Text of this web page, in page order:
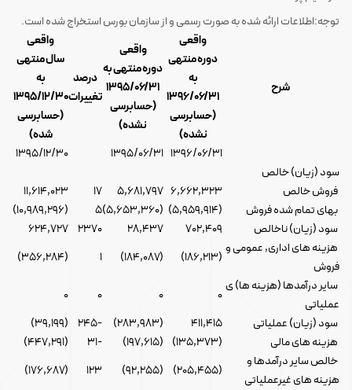
توجه:اطلاعات ارائه شده به صورت رسمی و از سازمان بورس استخراج شده است.
شرح
واقعی
دوره منتهی
به
۱۳۹۶/۰۶/۳۱
(حسابرسی
نشده)
واقعی
دوره منتهی به
۱۳۹۵/۰۶/۳۱
(حسابرسی
نشده)
درصد
تغییرات
واقعی
سال منتهی
به
۱۳۹۵/۱۲/۳۰
(حسابرسی
شده)
۱۳۹۶/۰۶/۳۱ ۱۳۹۵/۰۶/۳۱
۱۳۹۵/۱۲/۳۰
سود (زیان) خالص
فروش خالص
۶,۶۶۲,۳۲۳ ۵,۶۸۱,۷۹۷ ۱۷
۱۱,۶۱۴,۰۲۳
بهای تمام شده فروش
(۵,۹۵۹,۹۱۴) (۵,۶۵۳,۳۶۰) ۵
(۱۰,۹۸۹,۲۹۶)
سود (زیان) ناخالص
۷۰۲,۴۰۹ ۲۸,۴۳۷ ۲۳۷۰
۶۲۴,۷۲۷
هزینه های اداری, عمومی و
فروش
(۱۸۶,۲۱۳) (۱۸۴,۰۸۷) ۱
(۳۵۶,۲۸۴)
سایر درآمدها (هزینه ها) ی
عملیاتی
۰ ۰ ۰
۰
سود (زیان) عملیاتی
۴۱۱,۴۱۵ (۲۸۳,۹۸۳) -۲۴۵
(۳۹,۱۹۹)
هزینه های مالی
(۱۳۵,۳۷۳) (۱۹۷,۶۱۵) -۳۱
(۴۴۷,۲۹۱)
خالص سایر درآمدها و
هزینه های غیرعملیاتی
(۲۰۵,۴۵۵) (۹۲,۲۵۵) ۱۲۳
(۱۷۶,۶۸۷)